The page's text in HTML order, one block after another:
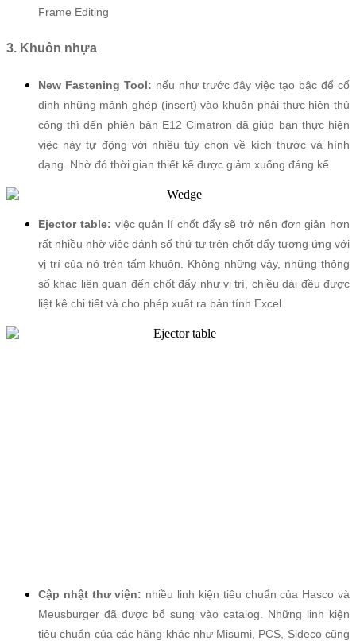
Frame Editing
3. Khuôn nhựa
New Fastening Tool: nếu như trước đây việc tạo bậc để cố
định những mảnh ghép (insert) vào khuôn phải thực hiện thủ
công thì đến phiên bản E12 Cimatron đã giúp bạn thực hiện
việc này tự động với nhiều tùy chọn về kích thước và hình
dạng. Nhờ đó thời gian thiết kế được giảm xuống đáng kể
Ejector table: việc quản lí chốt đẩy sẽ trở nên đơn giản hơn
rất nhiều nhờ việc đánh số thứ tự trên chốt đẩy tương ứng với
vị trí của nó trên tấm khuôn. Không những vậy, những thông
số khác liên quan đến chốt đẩy như vị trí, chiều dài đều được
liệt kê chi tiết và cho phép xuất ra bản tính Excel.
Cập nhật thư viện: nhiều linh kiện tiêu chuẩn của Hasco và
Meusburger đã được bổ sung vào catalog. Những linh kiện
tiêu chuẩn của các hãng khác như Misumi, PCS, Sideco cũng